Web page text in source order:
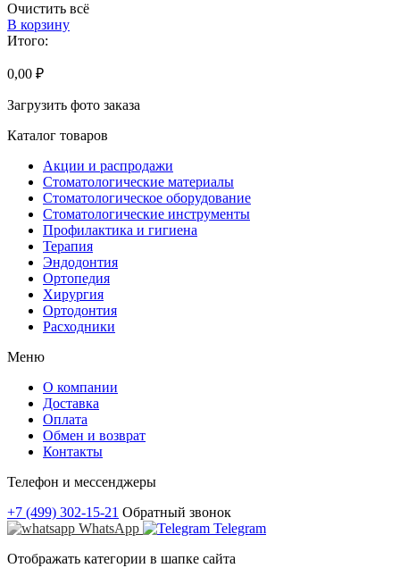
Очистить всё
В корзину
Итого:
0,00 ₽
Загрузить фото заказа
Каталог товаров
Акции и распродажи
Стоматологические материалы
Стоматологическое оборудование
Стоматологические инструменты
Профилактика и гигиена
Терапия
Эндодонтия
Ортопедия
Хирургия
Ортодонтия
Расходники
Меню
О компании
Доставка
Оплата
Обмен и возврат
Контакты
Телефон и мессенджеры
+7 (499) 302-15-21 Обратный звонок
WhatsApp
Telegram
Отображать категории в шапке сайта